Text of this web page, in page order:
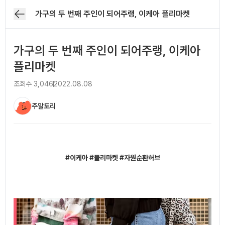
가구의 두 번째 주인이 되어주랭, 이케아 플리마켓
가구의 두 번째 주인이 되어주랭, 이케아
플리마켓
조회수 3,0462022.08.08
주말토리
#이케아 #플리마켓 #자원순환허브